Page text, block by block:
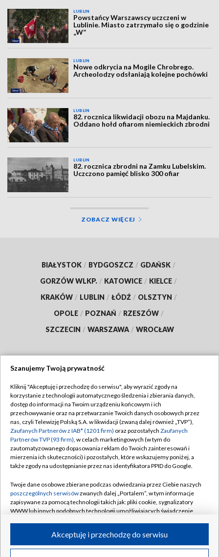
LUBLIN
Powstańcy Warszawscy uczczeni w
Lublinie. Miasto zatrzymało się o godzinie
„W”
LUBLIN
Nowe odkrycia na Mogile Chrobrego.
Archeolodzy odsłaniają kolejne pochówki
LUBLIN
82. rocznica likwidacji obozu na Majdanku.
Oddano hołd ofiarom niemieckich zbrodni
LUBLIN
82. rocznica zbrodni na Zamku Lubelskim.
Uczczono pamięć blisko 300 ofiar
ZOBACZ WIĘCEJ
BIAŁYSTOK / BYDGOSZCZ / GDAŃSK /
GORZÓW WLKP. / KATOWICE / KIELCE /
KRAKÓW / LUBLIN / ŁÓDŹ / OLSZTYN /
OPOLE / POZNAŃ / RZESZÓW /
SZCZECIN / WARSZAWA / WROCŁAW
TVP
Abonament TVP
Emisja w TVP
Centrum informacji TVP
Naziemna Telewizja Cyfrowa
Rada Programowa
System NOS
Informacje o nadawcy
Program dla prasy
Regulamin TVP
Polityka prywatności
Moje zgody
Pomoc
Kontakt
Kanały
©2026 Telewizja Polska S.A. w likwidacji
Szanujemy Twoją prywatność
Kliknij "Akceptuję i przechodzę do serwisu", aby wyrazić zgody na
korzystanie z technologii automatycznego śledzenia i zbierania danych,
dostęp do informacji na Twoim urządzeniu końcowym i ich
przechowywanie oraz na przetwarzanie Twoich danych osobowych przez
nas, czyli Telewizję Polską S.A. w likwidacji (zwaną dalej również „TVP”),
Zaufanych Partnerów z IAB* (1201 firm) oraz pozostałych Zaufanych
Partnerów TVP (93 firm), w celach marketingowych (w tym do
zautomatyzowanego dopasowania reklam do Twoich zainteresowań i
mierzenia ich skuteczności) i pozostałych, które wskazujemy poniżej, a
także zgody na udostępnianie przez nas identyfikatora PPID do Google.
Twoje dane osobowe zbierane podczas odwiedzania przez Ciebie naszych
poszczególnych serwisówzwanych dalej „Portalem”, w tym informacje
zapisywane za pomocą technologii takich jak: pliki cookie, sygnalizatory
WWW lub innych podobnych technologii umożliwiających świadczenie
ruchu w Internecie.Akceptuję i przechodzę do serwisu